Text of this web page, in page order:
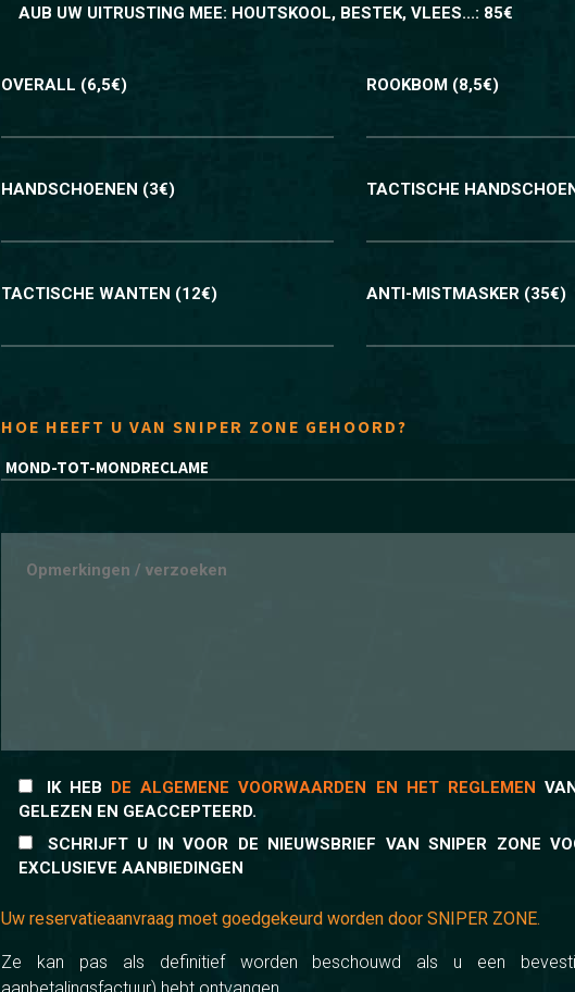
AUB UW UITRUSTING MEE: HOUTSKOOL, BESTEK, VLEES...: 85€
OVERALL (6,5€) ROOKBOM (8,5€)
HANDSCHOENEN (3€) TACTISCHE
TACTISCHE WANTEN (12€) ANTI-MISTMASKER (35€)
HOE HEEFT U VAN SNIPER ZONE GEHOORD?
IK HEB DE ALGEMENE VOORWAARDEN EN HET REGLEMEN
GELEZEN EN GEACCEPTEERD.
SCHRIJFT U IN VOOR DE NIEUWSBRIEF VAN SNIPER ZONE
EXCLUSIEVE AANBIEDINGEN
Uw reservatieaanvraag moet goedgekeurd worden door SNIPER ZONE.
Ze kan pas als definitief worden beschouwd als u een